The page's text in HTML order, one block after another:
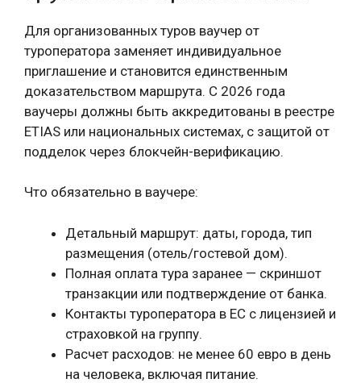
Для организованных туров ваучер от
туроператора заменяет индивидуальное
приглашение и становится единственным
доказательством маршрута. С 2026 года
ваучеры должны быть аккредитованы в реестре
ETIAS или национальных системах, с защитой от
подделок через блокчейн-верификацию.
Что обязательно в ваучере:
Детальный маршрут: даты, города, тип
размещения (отель/гостевой дом).
Полная оплата тура заранее — скриншот
транзакции или подтверждение от банка.
Контакты туроператора в ЕС с лицензией и
страховкой на группу.
Расчет расходов: не менее 60 евро в день
на человека, включая питание.